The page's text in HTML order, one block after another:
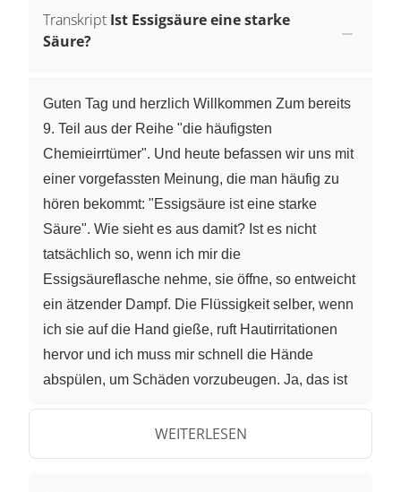
Transkript Ist Essigsäure eine starke
Säure?
Guten Tag und herzlich Willkommen Zum bereits
9. Teil aus der Reihe "die häufigsten
Chemieirrtümer". Und heute befassen wir uns mit
einer vorgefassten Meinung, die man häufig zu
hören bekommt: "Essigsäure ist eine starke
Säure". Wie sieht es aus damit? Ist es nicht
tatsächlich so, wenn ich mir die
Essigsäureflasche nehme, sie öffne, so entweicht
ein ätzender Dampf. Die Flüssigkeit selber, wenn
ich sie auf die Hand gieße, ruft Hautirritationen
hervor und ich muss mir schnell die Hände
abspülen, um Schäden vorzubeugen. Ja, das ist
ob es sich bei der Essigsäure um eine starke
oder schwache Säure handelt? Eine erste Idee
WEITERLESEN